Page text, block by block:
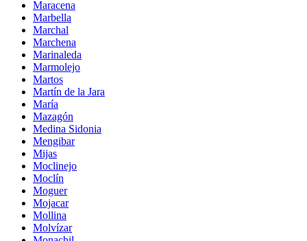
Maracena
Marbella
Marchal
Marchena
Marinaleda
Marmolejo
Martos
Martín de la Jara
María
Mazagón
Medina Sidonia
Mengibar
Mijas
Moclinejo
Moclín
Moguer
Mojacar
Mollina
Molvízar